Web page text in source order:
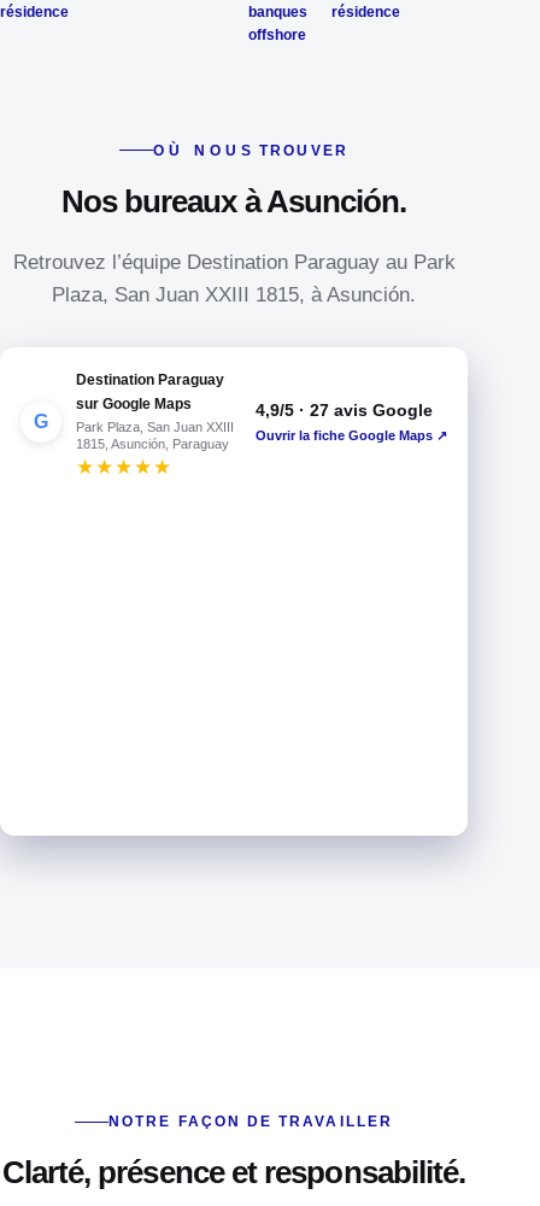
résidence
banques
offshore
résidence
OÙ NOUS TROUVER
Nos bureaux à Asunción.
Retrouvez l’équipe Destination Paraguay au Park
Plaza, San Juan XXIII 1815, à Asunción.
G
Destination Paraguay
sur Google Maps
Park Plaza, San Juan XXIII
1815, Asunción, Paraguay
Ouvrir la fiche Google Maps ↗
NOTRE FAÇON DE TRAVAILLER
Clarté, présence et responsabilité.